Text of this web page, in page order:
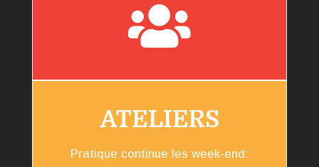

ATELIERS
Pratique continue les week-end: